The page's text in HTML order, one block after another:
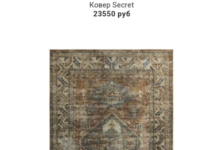
Ковер Secret
23550 руб